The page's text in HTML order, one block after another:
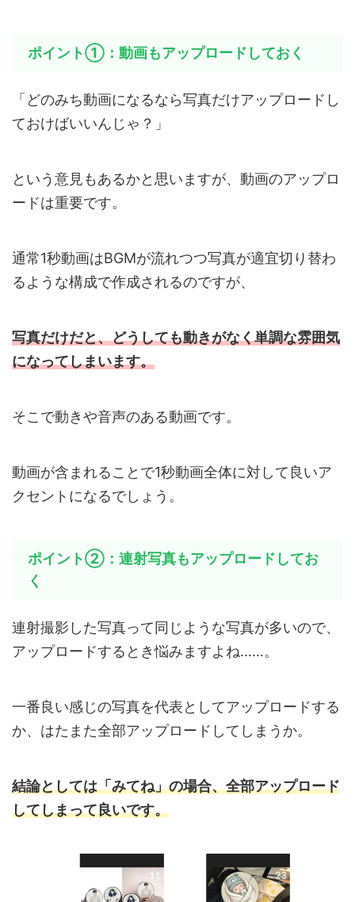
ポイント①：動画もアップロードしておく
「どのみち動画になるなら写真だけアップロードし
ておけばいいんじゃ？」
という意見もあるかと思いますが、動画のアップロ
ードは重要です。
通常1秒動画はBGMが流れつつ写真が適宜切り替わ
るような構成で作成されるのですが、
写真だけだと、どうしても動きがなく単調な雰囲気
になってしまいます。
そこで動きや音声のある動画です。
動画が含まれることで1秒動画全体に対して良いア
クセントになるでしょう。
ポイント②：連射写真もアップロードしてお
く
連射撮影した写真って同じような写真が多いので、
アップロードするとき悩みますよね……。
一番良い感じの写真を代表としてアップロードする
か、はたまた全部アップロードしてしまうか。
結論としては「みてね」の場合、全部アップロード
してしまって良いです。